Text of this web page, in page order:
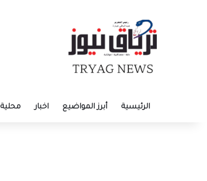
الرئيسية أبرز المواضيع اخبار محلية